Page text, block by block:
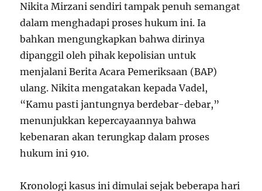
Nikita Mirzani sendiri tampak penuh semangat
dalam menghadapi proses hukum ini. Ia
bahkan mengungkapkan bahwa dirinya
dipanggil oleh pihak kepolisian untuk
menjalani Berita Acara Pemeriksaan (BAP)
ulang. Nikita mengatakan kepada Vadel,
“Kamu pasti jantungnya berdebar-debar,”
menunjukkan kepercayaannya bahwa
kebenaran akan terungkap dalam proses
hukum ini 910.
Kronologi kasus ini dimulai sejak beberapa hari